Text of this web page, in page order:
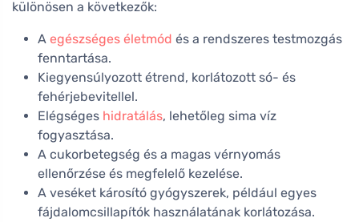
különösen a következők:
A egészséges életmód és a rendszeres testmozgás
fenntartása.
Kiegyensúlyozott étrend, korlátozott só- és
fehérjebevitellel.
Elégséges hidratálás, lehetőleg sima víz
fogyasztása.
A cukorbetegség és a magas vérnyomás
ellenőrzése és megfelelő kezelése.
A veséket károsító gyógyszerek, például egyes
fájdalomcsillapítók használatának korlátozása.